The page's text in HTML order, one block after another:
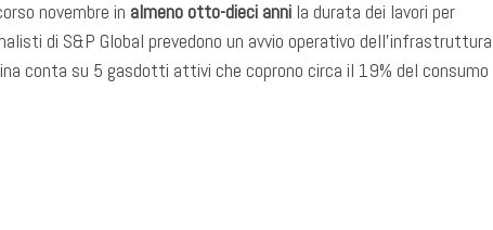
novembre in almeno otto-dieci anni la durata dei lavori per
di S&P Global prevedono un avvio operativo dell’infrastruttura
conta su 5 gasdotti attivi che coprono circa il 19% del consumo